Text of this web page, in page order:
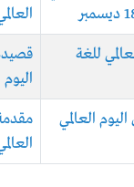
للغة
العالمي